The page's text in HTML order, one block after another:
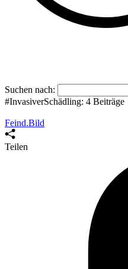
Suchen nach:
#InvasiverSchädling: 4 Beiträge
Feind.Bild
Teilen